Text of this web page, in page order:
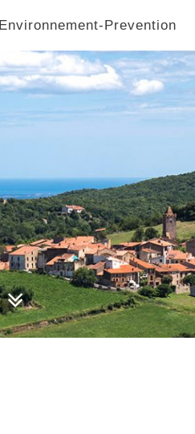
Environnement-Prevention